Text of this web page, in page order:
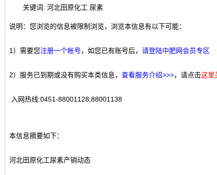
关键词: 河北田原化工 尿素
说明：您浏览的信息被限制浏览，浏览本信息有以下可能：
1）需要您注册一个帐号，如您已有账号后， 请登陆中肥网会员专区
2）服务已到期或没有购买本类信息， 查看服务介绍>>>，请点击这里
入网热线:0451-88001128;88001138
本信息摘要如下：
河北田原化工尿素产销动态